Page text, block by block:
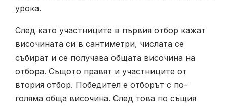
урока.
След като участниците в първия отбор кажат
височината си в сантиметри, числата се
събират и се получава общата височина на
отбора. Същото правят и участниците от
втория отбор. Победител е отборът с по-
голяма обща височина. След това по същия